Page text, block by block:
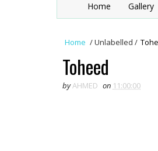
Home Gallery
Home /Unlabelled /
Toheed
byAHMED on 11:00:00